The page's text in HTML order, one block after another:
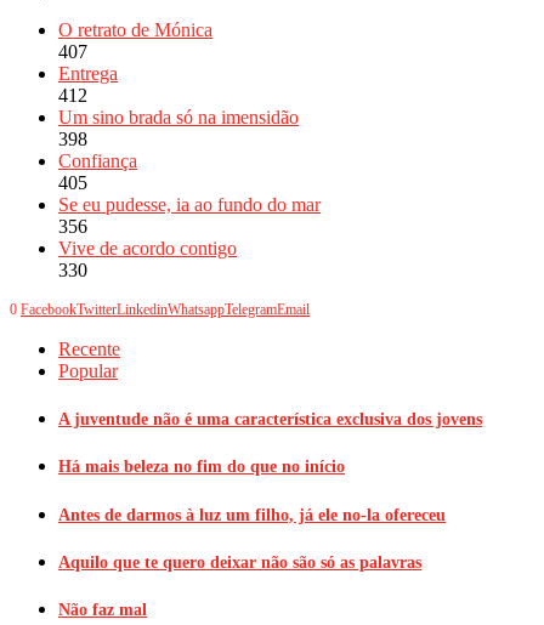
O retrato de Mónica
407
Entrega
412
Um sino brada só na imensidão
398
Confiança
405
Se eu pudesse, ia ao fundo do mar
356
Vive de acordo contigo
330
0 FacebookTwitterLinkedinWhatsappTelegramEmail
Recente
Popular
A juventude não é uma característica exclusiva dos jovens
Há mais beleza no fim do que no início
Antes de darmos à luz um filho, já ele no-la ofereceu
Aquilo que te quero deixar não são só as palavras
Não faz mal